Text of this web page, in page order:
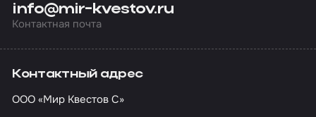
info@mir-kvestov.ru
Контактная почта
Контактный адрес
ООО «Мир Квестов С»